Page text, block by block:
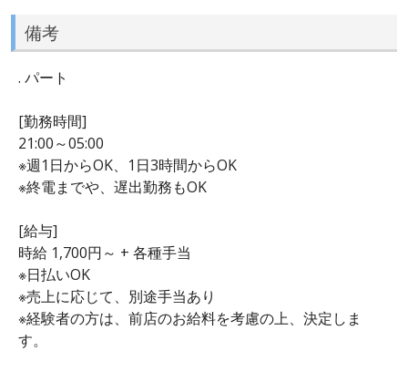
備考
. パート
[勤務時間]
21:00～05:00
※週1日からOK、1日3時間からOK
※終電までや、遅出勤務もOK
[給与]
時給 1,700円～ + 各種手当
※日払いOK
※売上に応じて、別途手当あり
※経験者の方は、前店のお給料を考慮の上、決定しま
す。